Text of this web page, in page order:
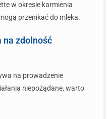
w okresie karmienia
przenikać do mleka.
na zdolność
na prowadzenie
niepożądane, warto